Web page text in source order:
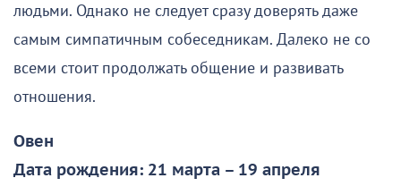
людьми. Однако не следует сразу доверять даже
самым симпатичным собеседникам. Далеко не со
всеми стоит продолжать общение и развивать
отношения.
Овен
Дата рождения: 21 марта – 19 апреля